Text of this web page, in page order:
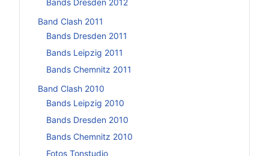
Bands Dresden 2012
Band Clash 2011
Bands Dresden 2011
Bands Leipzig 2011
Bands Chemnitz 2011
Band Clash 2010
Bands Leipzig 2010
Bands Dresden 2010
Bands Chemnitz 2010
Fotos Tonstudio